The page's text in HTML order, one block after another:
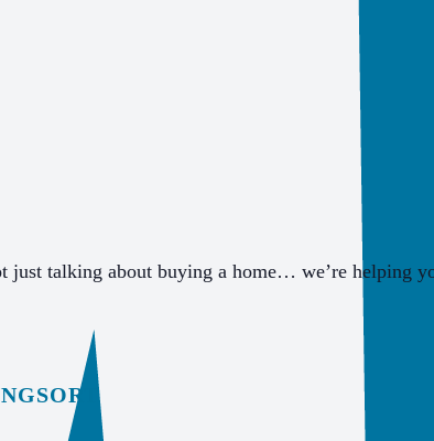
just talking about buying a home… we’re helping